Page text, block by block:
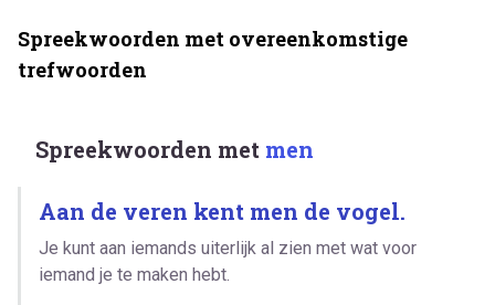
Spreekwoorden met overeenkomstige
trefwoorden
Spreekwoorden met men
Aan de veren kent men de vogel.
Je kunt aan iemands uiterlijk al zien met wat voor
iemand je te maken hebt.